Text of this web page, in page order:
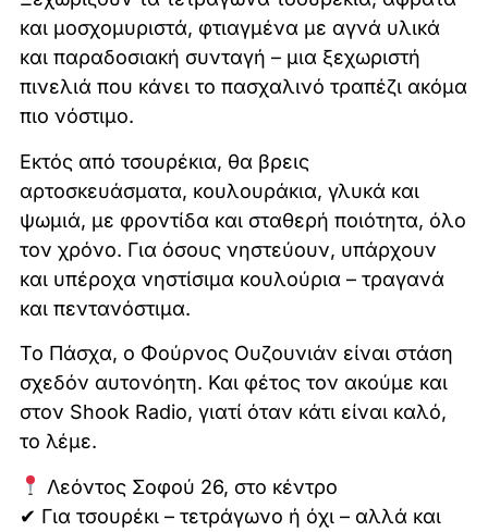
και μοσχομυριστά, φτιαγμένα με αγνά υλικά
και παραδοσιακή συνταγή – μια ξεχωριστή
πινελιά που κάνει το πασχαλινό τραπέζι ακόμα
πιο νόστιμο.
Εκτός από τσουρέκια, θα βρεις
αρτοσκευάσματα, κουλουράκια, γλυκά και
ψωμιά, με φροντίδα και σταθερή ποιότητα, όλο
τον χρόνο. Για όσους νηστεύουν, υπάρχουν
και υπέροχα νηστίσιμα κουλούρια – τραγανά
και πεντανόστιμα.
Το Πάσχα, ο Φούρνος Ουζουνιάν είναι στάση
σχεδόν αυτονόητη. Και φέτος τον ακούμε και
στον Shook Radio, γιατί όταν κάτι είναι καλό,
το λέμε.
Λεόντος Σοφού 26, στο κέντρο
✔ Για τσουρέκι – τετράγωνο ή όχι – αλλά και